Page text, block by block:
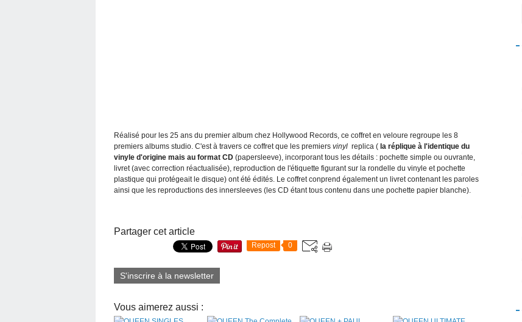
Réalisé pour les 25 ans du premier album chez Hollywood Records, ce coffret en veloure regroupe les 8
premiers albums studio. C'est à travers ce coffret que les premiers vinyl replica ( la réplique à l'identique du
vinyle d'origine mais au format CD (papersleeve), incorporant tous les détails : pochette simple ou ouvrante,
livret (avec correction réactualisée), reproduction de l'étiquette figurant sur la rondelle du vinyle et pochette
plastique qui protégeait le disque) ont été édités. Le coffret conprend également un livret contenant les paroles
ainsi que les reproductions des innersleeves (les CD étant tous contenu dans une pochette papier blanche).
Partager cet article
Repost 0
S'inscrire à la newsletter
Vous aimerez aussi :